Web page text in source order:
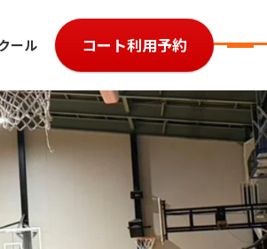
ール コート利用予約